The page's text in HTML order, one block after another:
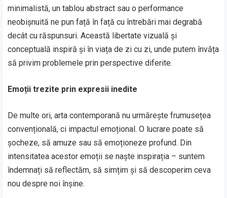
minimalistă, un tablou abstract sau o performance
neobișnuită ne pun față în față cu întrebări mai degrabă
decât cu răspunsuri. Această libertate vizuală și
conceptuală inspiră și în viața de zi cu zi, unde putem învăța
să privim problemele prin perspective diferite.
Emoții trezite prin expresii inedite
De multe ori, arta contemporană nu urmărește frumusețea
convențională, ci impactul emoțional. O lucrare poate să
șocheze, să amuze sau să emoționeze profund. Din
intensitatea acestor emoții se naște inspirația – suntem
îndemnați să reflectăm, să simțim și să descoperim ceva
nou despre noi înșine.